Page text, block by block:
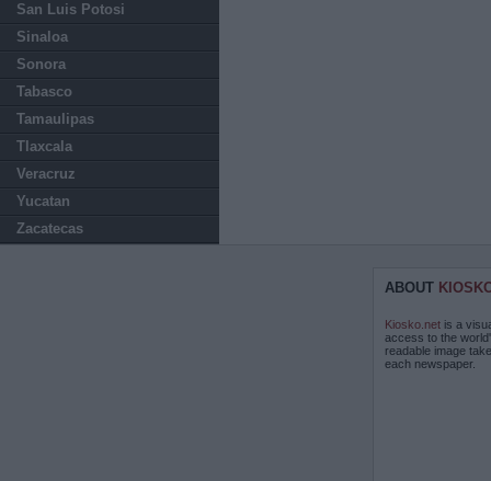
San Luis Potosi
Sinaloa
Sonora
Tabasco
Tamaulipas
Tlaxcala
Veracruz
Yucatan
Zacatecas
ABOUT
Kiosko.net is a
access to the
readable image
each newspaper.